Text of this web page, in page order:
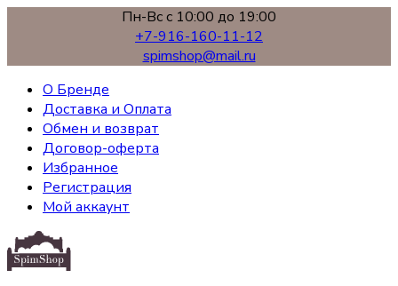
Пн-Вс с 10:00 до 19:00
+7-916-160-11-12
spimshop@mail.ru
О Бренде
Доставка и Оплата
Обмен и возврат
Договор-оферта
Избранное
Регистрация
Мой аккаунт